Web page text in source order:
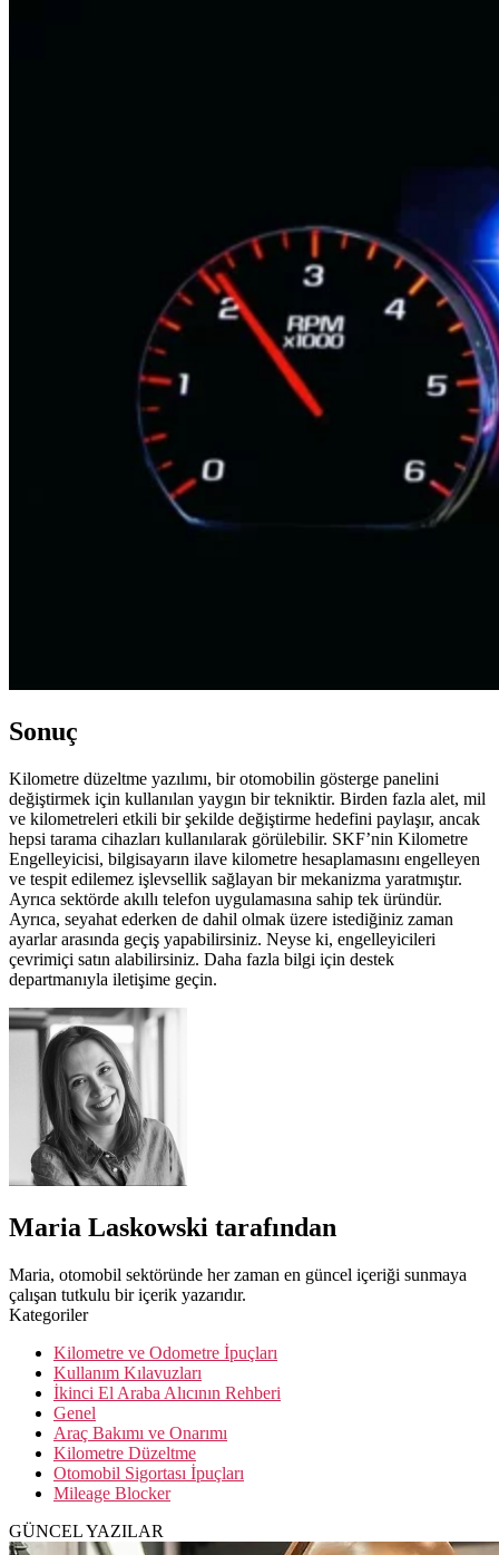
Sonuç
Kilometre düzeltme yazılımı, bir otomobilin gösterge panelini
değiştirmek için kullanılan yaygın bir tekniktir. Birden fazla alet, mil
ve kilometreleri etkili bir şekilde değiştirme hedefini paylaşır, ancak
hepsi tarama cihazları kullanılarak görülebilir. SKF’nin Kilometre
Engelleyicisi, bilgisayarın ilave kilometre hesaplamasını engelleyen
ve tespit edilemez işlevsellik sağlayan bir mekanizma yaratmıştır.
Ayrıca sektörde akıllı telefon uygulamasına sahip tek üründür.
Ayrıca, seyahat ederken de dahil olmak üzere istediğiniz zaman
ayarlar arasında geçiş yapabilirsiniz. Neyse ki, engelleyicileri
çevrimiçi satın alabilirsiniz. Daha fazla bilgi için destek
departmanıyla iletişime geçin.
Maria Laskowski tarafından
Maria, otomobil sektöründe her zaman en güncel içeriği sunmaya
çalışan tutkulu bir içerik yazarıdır.
Kategoriler
Kilometre ve Odometre İpuçları
Kullanım Kılavuzları
İkinci El Araba Alıcının Rehberi
Genel
Araç Bakımı ve Onarımı
Kilometre Düzeltme
Otomobil Sigortası İpuçları
Mileage Blocker
GÜNCEL YAZILAR